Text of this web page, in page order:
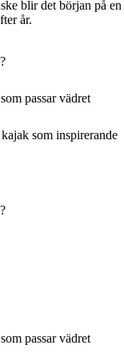
blir det början på en
år.
passar vädret
som inspirerande
passar vädret